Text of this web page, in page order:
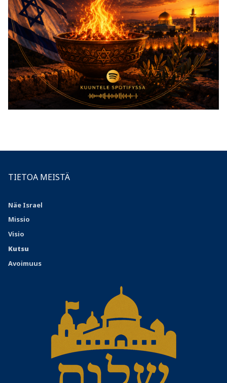
TIETOA MEISTÄ
Näe Israel
Missio
Visio
Kutsu
Avoimuus